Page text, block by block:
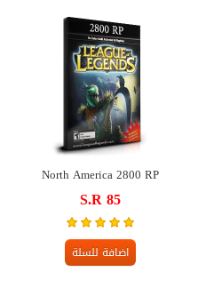
North America 2800 RP
S.R 85
اضافة للسلة